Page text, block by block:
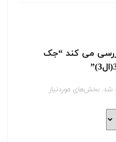
می کند “جک
شد. بخش‌های موردنیاز